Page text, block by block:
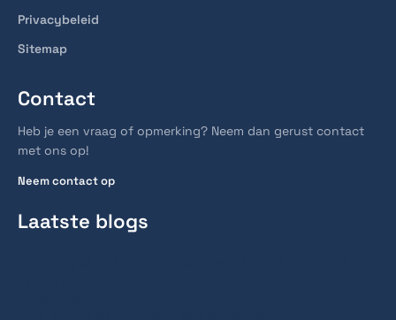
Privacybeleid
Sitemap
Contact
Heb je een vraag of opmerking? Neem dan gerust contact
met ons op!
Neem contact op
Laatste blogs